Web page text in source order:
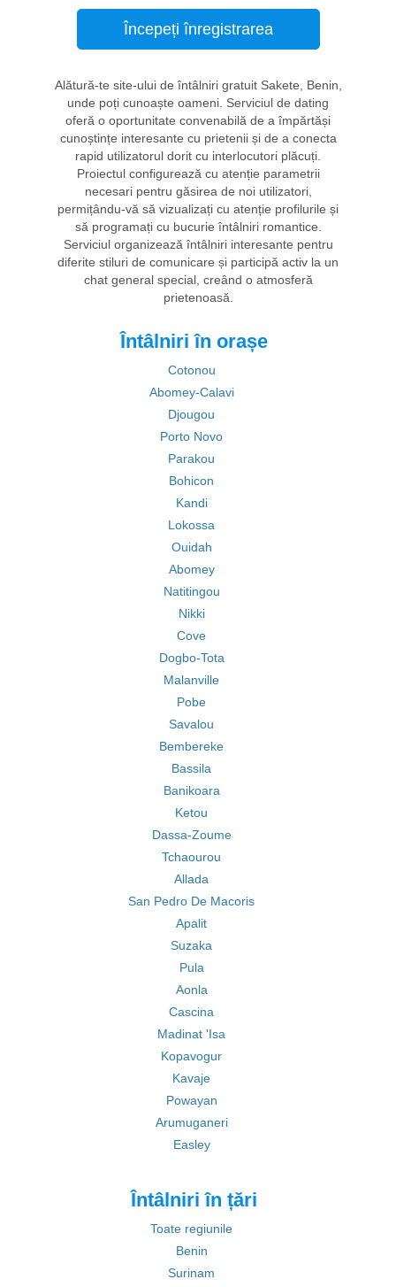
Începeți înregistrarea
Alătură-te site-ului de întâlniri gratuit Sakete, Benin,
unde poți cunoaște oameni. Serviciul de dating
oferă o oportunitate convenabilă de a împărtăși
cunoștințe interesante cu prietenii și de a conecta
rapid utilizatorul dorit cu interlocutori plăcuți.
Proiectul configurează cu atenție parametrii
necesari pentru găsirea de noi utilizatori,
permițându-vă să vizualizați cu atenție profilurile și
să programați cu bucurie întâlniri romantice.
Serviciul organizează întâlniri interesante pentru
diferite stiluri de comunicare și participă activ la un
chat general special, creând o atmosferă
prietenoasă.
Întâlniri în orașe
Cotonou
Abomey-Calavi
Djougou
Porto Novo
Parakou
Bohicon
Kandi
Lokossa
Ouidah
Abomey
Natitingou
Nikki
Cove
Dogbo-Tota
Malanville
Pobe
Savalou
Bembereke
Bassila
Banikoara
Ketou
Dassa-Zoume
Tchaourou
Allada
San Pedro De Macoris
Apalit
Suzaka
Pula
Aonla
Cascina
Madinat 'Isa
Kopavogur
Kavaje
Powayan
Arumuganeri
Easley
Întâlniri în țări
Toate regiunile
Benin
Surinam